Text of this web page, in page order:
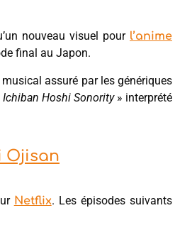
nouveau visuel pour l’anime
final au Japon.
assuré par les génériques
Ichiban Hoshi Sonority» interprété
Ojisan
Netflix. Les épisodes suivants